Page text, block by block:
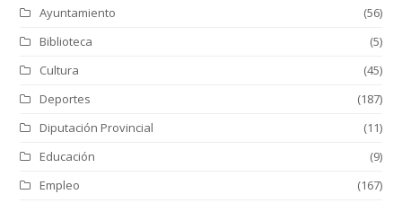
Ayuntamiento
(56)
Biblioteca
(5)
Cultura
(45)
Deportes
(187)
Diputación Provincial
(11)
Educación
(9)
Empleo
(167)